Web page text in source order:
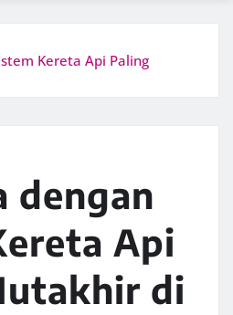
Kereta Api Paling
dengan
Api
di